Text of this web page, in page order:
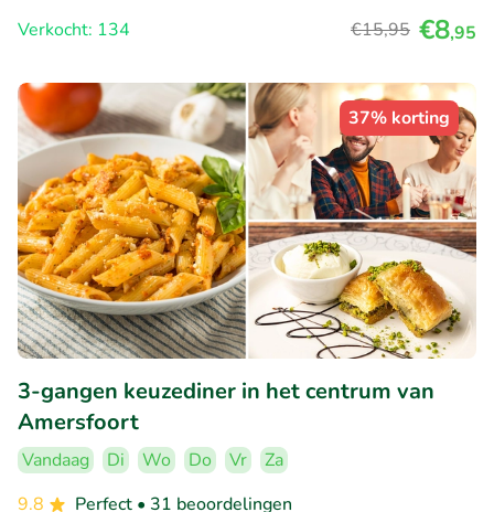
Verkocht: 134
€15,95 €8,95
37% korting
3-gangen keuzediner in het centrum van
Amersfoort
Vandaag Di Wo Do Vr
Za
9.8
Perfect • 31 beoordelingen